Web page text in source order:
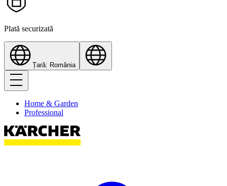
Plată securizată
Țară: România
Home & Garden
Professional